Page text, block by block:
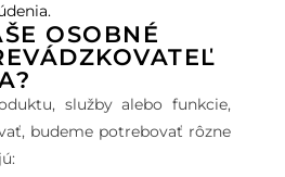
OSOBNÉ
služby alebo funkcie,
budeme potrebovať rôzne